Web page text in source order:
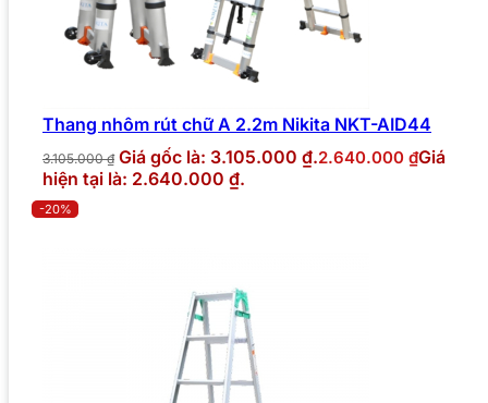
Thang nhôm rút chữ A 2.2m Nikita NKT-AID44
3.105.000₫ Giá gốc là: 3.105.000 ₫.2.640.000 ₫Giá
hiện tại là: 2.640.000 ₫.
-20%